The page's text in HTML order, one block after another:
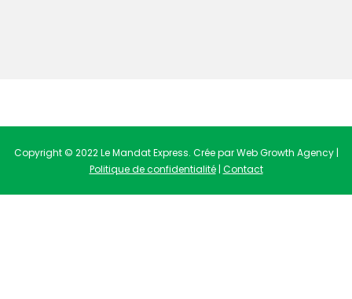
Copyright © 2022 Le Mandat Express. Crée par Web Growth Agency |
Politique de confidentialité| Contact